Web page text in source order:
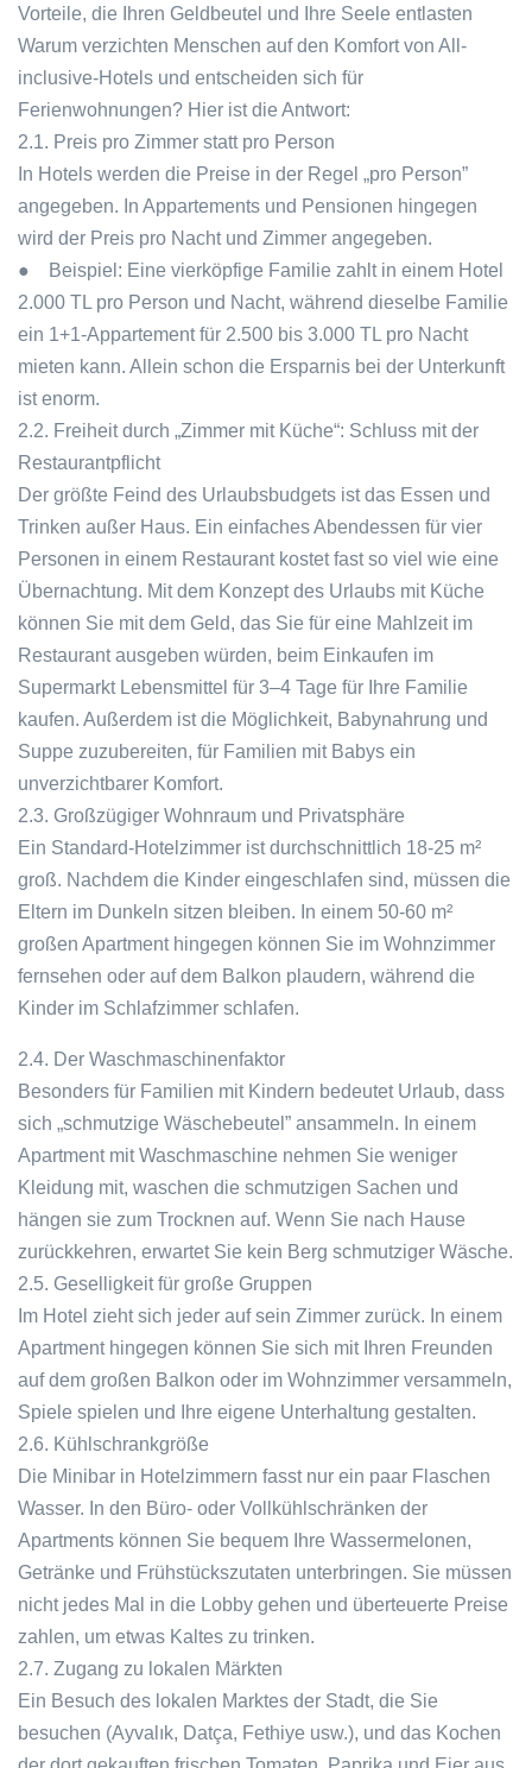
Vorteile, die Ihren Geldbeutel und Ihre Seele entlasten
Warum verzichten Menschen auf den Komfort von All-
inclusive-Hotels und entscheiden sich für
Ferienwohnungen? Hier ist die Antwort:
2.1. Preis pro Zimmer statt pro Person
In Hotels werden die Preise in der Regel „pro Person”
angegeben. In Appartements und Pensionen hingegen
wird der Preis pro Nacht und Zimmer angegeben.
● Beispiel: Eine vierköpfige Familie zahlt in einem Hotel
2.000 TL pro Person und Nacht, während dieselbe Familie
ein 1+1-Appartement für 2.500 bis 3.000 TL pro Nacht
mieten kann. Allein schon die Ersparnis bei der Unterkunft
ist enorm.
2.2. Freiheit durch „Zimmer mit Küche“: Schluss mit der
Restaurantpflicht
Der größte Feind des Urlaubsbudgets ist das Essen und
Trinken außer Haus. Ein einfaches Abendessen für vier
Personen in einem Restaurant kostet fast so viel wie eine
Übernachtung. Mit dem Konzept des Urlaubs mit Küche
können Sie mit dem Geld, das Sie für eine Mahlzeit im
Restaurant ausgeben würden, beim Einkaufen im
Supermarkt Lebensmittel für 3–4 Tage für Ihre Familie
kaufen. Außerdem ist die Möglichkeit, Babynahrung und
Suppe zuzubereiten, für Familien mit Babys ein
unverzichtbarer Komfort.
2.3. Großzügiger Wohnraum und Privatsphäre
Ein Standard-Hotelzimmer ist durchschnittlich 18-25 m²
groß. Nachdem die Kinder eingeschlafen sind, müssen die
Eltern im Dunkeln sitzen bleiben. In einem 50-60 m²
großen Apartment hingegen können Sie im Wohnzimmer
fernsehen oder auf dem Balkon plaudern, während die
Kinder im Schlafzimmer schlafen.
2.4. Der Waschmaschinenfaktor
Besonders für Familien mit Kindern bedeutet Urlaub, dass
sich „schmutzige Wäschebeutel” ansammeln. In einem
Apartment mit Waschmaschine nehmen Sie weniger
Kleidung mit, waschen die schmutzigen Sachen und
hängen sie zum Trocknen auf. Wenn Sie nach Hause
zurückkehren, erwartet Sie kein Berg schmutziger Wäsche.
2.5. Geselligkeit für große Gruppen
Im Hotel zieht sich jeder auf sein Zimmer zurück. In einem
Apartment hingegen können Sie sich mit Ihren Freunden
auf dem großen Balkon oder im Wohnzimmer versammeln,
Spiele spielen und Ihre eigene Unterhaltung gestalten.
2.6. Kühlschrankgröße
Die Minibar in Hotelzimmern fasst nur ein paar Flaschen
Wasser. In den Büro- oder Vollkühlschränken der
Apartments können Sie bequem Ihre Wassermelonen,
Getränke und Frühstückszutaten unterbringen. Sie müssen
nicht jedes Mal in die Lobby gehen und überteuerte Preise
zahlen, um etwas Kaltes zu trinken.
2.7. Zugang zu lokalen Märkten
Ein Besuch des lokalen Marktes der Stadt, die Sie
besuchen (Ayvalık, Datça, Fethiye usw.), und das Kochen